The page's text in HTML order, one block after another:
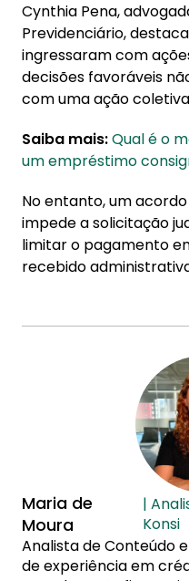
Cynthia Pena,
Previdenciário,
ingressaram com
decisões favoráveis
com uma ação
Saiba mais:Qual é o
um empréstimo
No entanto, um
impede a solicitação
limitar o pagamento
recebido
Maria de
Moura
|
Konsi
Analista de Conteúdo
de experiência em